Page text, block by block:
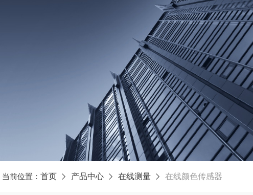
当前位置： 首页 产品中心 在线测量 在线颜色传感器